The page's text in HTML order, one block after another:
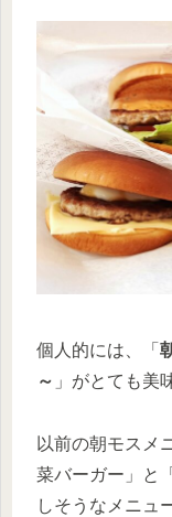
個人的には、「
～ 」がとても美
以前の朝モスメ
菜バーガー」と
しそうなメニュ